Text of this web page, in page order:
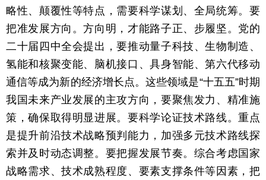
略性、颠覆性等特点，需要科学谋划、全局统筹。要
把准发展方向。方向明，才能路子正、步履坚。党的
二十届四中全会提出，要推动量子科技、生物制造、
氢能和核聚变能、脑机接口、具身智能、第六代移动
通信等成为新的经济增长点。这些领域是“十五五”时期
我国未来产业发展的主攻方向，要聚焦发力、精准施
策，确保取得明显进展。要科学论证技术路线。重点
是提升前沿技术战略预判能力，加强多元技术路线探
索并及时动态调整。要把握发展节奏。综合考虑国家
战略需求、技术成熟程度、要素支撑条件等因素，把